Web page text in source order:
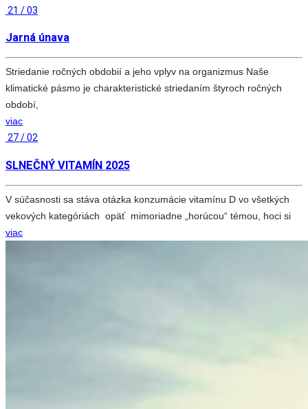
21 / 03
Jarná únava
Striedanie ročných obdobií a jeho vplyv na organizmus Naše
klimatické pásmo je charakteristické striedaním štyroch ročných
období,
viac
27 / 02
SLNEČNÝ VITAMÍN 2025
V súčasnosti sa stáva otázka konzumácie vitamínu D vo všetkých
vekových kategóriách opäť mimoriadne „horúcou“ témou, hoci si
viac